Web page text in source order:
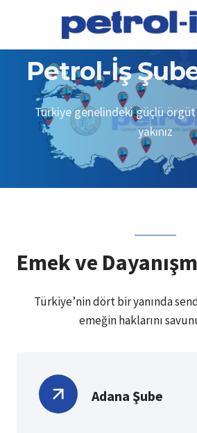
content
Petrol-İş
Türkiye genelindeki güçlü örgüt
yakınız
Emek ve
Türkiye’nin dört bir yanında
emeğin haklarını
Adana Şube